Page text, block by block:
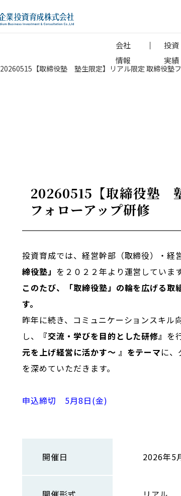
会社
情報
投資
実績
20260515【取締役塾 塾生限定】リアル限定 取締役塾
20260515【取締役塾
フォローアップ研修
投資育成では、経営幹部（取締役）・経
締役塾」 を２０２２年より運営しています
このたび、「取締役塾」の輪を広げる
す。
昨年に続き、コミュニケーションスキル
し、
『交流・学びを目的とした研修』 を
元を上げ経営に活かす～ 』 をテーマに
を深めていただきます。
申込締切 5月8日(金)
開催日 2026年5